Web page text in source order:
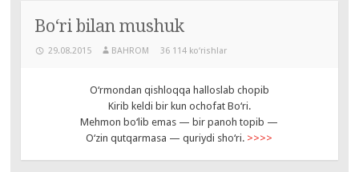
Bo‘ri bilan mushuk
29.08.2015 BAHROM 36 114 ko‘rishlar
O‘rmondan qishloqqa halloslab chopib
Kirib keldi bir kun ochofat Bo‘ri.
Mehmon bo‘lib emas — bir panoh topib —
O‘zin qutqarmasa — quriydi sho‘ri. >>>>